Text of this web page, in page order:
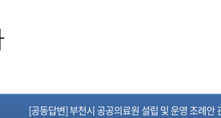
[공동답변] 부천시 공공의료원 설립 및 운영 조례안